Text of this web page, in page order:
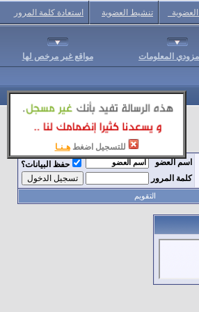
للتسجيل اضغط هـنـا
تنشيط العضوية استعادة كلمة المرور
المعلومات مواقع غير مرخص لها
اسم العضو
حفظ البيانات؟
كلمة المرور
التقويم